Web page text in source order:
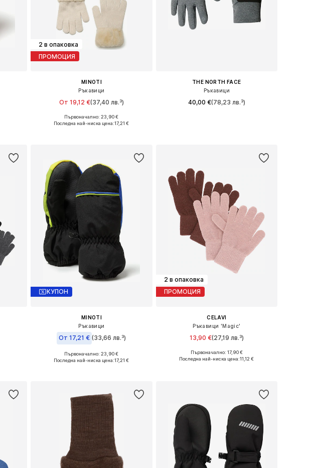
2 в опаковка
ПРОМОЦИЯ
MINOTI
Ръкавици
От 19,12 €(37,40 лв.³)
Налични размери: XXXS-XXS, XXS-S, XS-M
Първоначално: 23,90 €
Последна най-ниска цена:17,21 €
THE NORTH FACE
Ръкавици
40,00 €(78,23 лв.³)
КУПОН
MINOTI
Ръкавици
От 17,21 € (33,66 лв.³)
Налични размери: XXXS-XXS, XS-M
Първоначално: 23,90 €
Последна най-ниска цена:17,21 €
2 в опаковка
ПРОМОЦИЯ
CELAVI
Ръкавици 'Magic'
13,90 €(27,19 лв.³)
Налични размери: XXS-XS, S-M, M-XL
Първоначално: 17,90 €
Последна най-ниска цена:11,12 €